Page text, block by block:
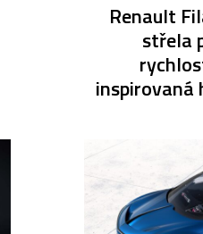
Renault
střela
inspirovaná